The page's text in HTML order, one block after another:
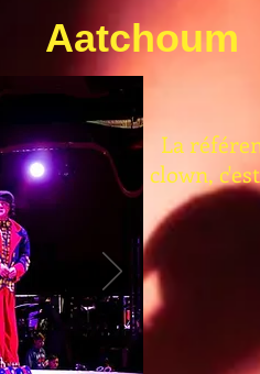
Aatchoum
La
clown,